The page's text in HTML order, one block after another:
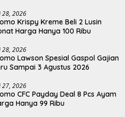
28, 2026
Krispy Kreme Beli 2 Lusin
Harga Hanya 100 Ribu
28, 2026
Lawson Spesial Gaspol Gajian
Sampai 3 Agustus 2026
27, 2026
CFC Payday Deal 8 Pcs Ayam
Hanya 99 Ribu